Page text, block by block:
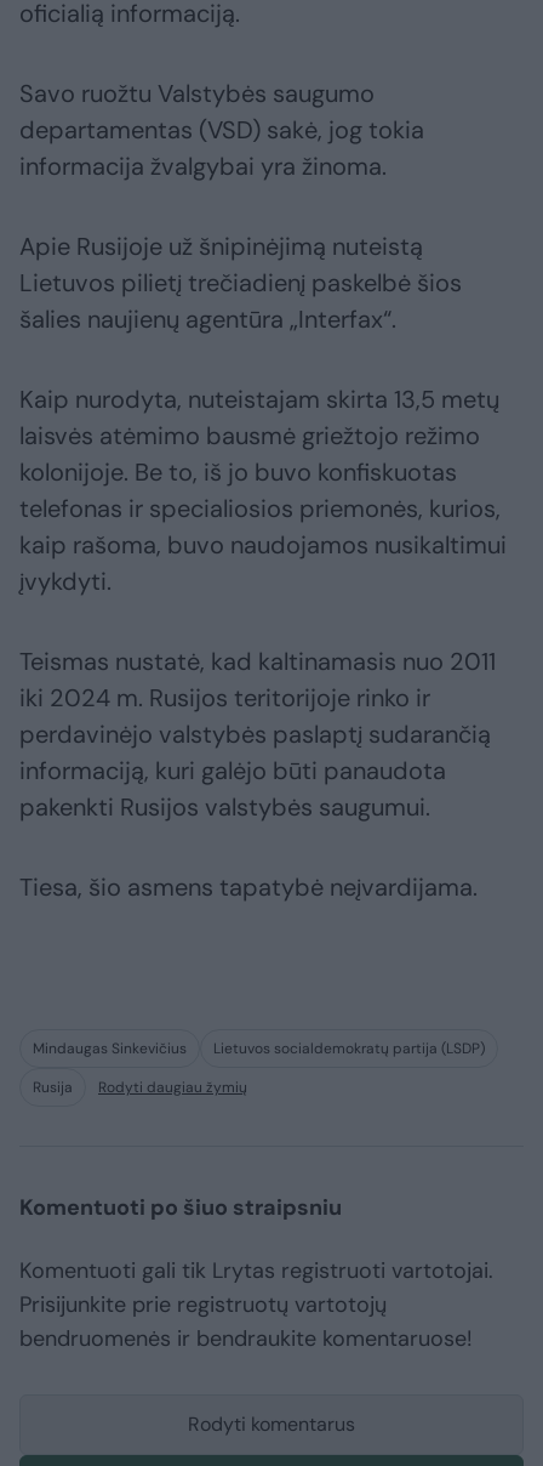
oficialią informaciją.
Savo ruožtu Valstybės saugumo
departamentas (VSD) sakė, jog tokia
informacija žvalgybai yra žinoma.
Apie Rusijoje už šnipinėjimą nuteistą
Lietuvos pilietį trečiadienį paskelbė šios
šalies naujienų agentūra „Interfax“.
Kaip nurodyta, nuteistajam skirta 13,5 metų
laisvės atėmimo bausmė griežtojo režimo
kolonijoje. Be to, iš jo buvo konfiskuotas
telefonas ir specialiosios priemonės, kurios,
kaip rašoma, buvo naudojamos nusikaltimui
įvykdyti.
Teismas nustatė, kad kaltinamasis nuo 2011
iki 2024 m. Rusijos teritorijoje rinko ir
perdavinėjo valstybės paslaptį sudarančią
informaciją, kuri galėjo būti panaudota
pakenkti Rusijos valstybės saugumui.
Tiesa, šio asmens tapatybė neįvardijama.
Mindaugas Sinkevičius
Lietuvos socialdemokratų partija (LSDP)
Rusija
Rodyti daugiau žymių
Komentuoti po šiuo straipsniu
Komentuoti gali tik Lrytas registruoti vartotojai.
Prisijunkite prie registruotų vartotojų
bendruomenės ir bendraukite komentaruose!
Rodyti komentarus